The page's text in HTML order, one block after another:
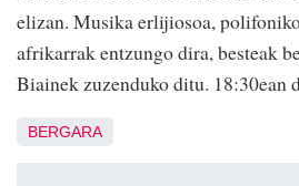
elizan. Musika erlijiosoa,
afrikarrak entzungo dira, besteak
Biainek zuzenduko ditu. 18:30ean
BERGARA